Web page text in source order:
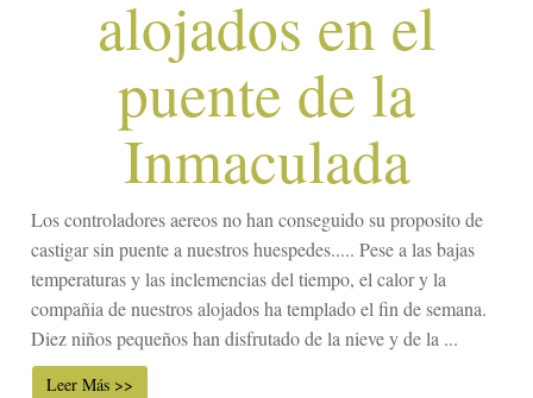
alojados en el
puente de la
Inmaculada
Los controladores aereos no han conseguido su proposito de
castigar sin puente a nuestros huespedes..... Pese a las bajas
temperaturas y las inclemencias del tiempo, el calor y la
compañia de nuestros alojados ha templado el fin de semana.
Diez niños pequeños han disfrutado de la nieve y de la ...
Leer Más >>